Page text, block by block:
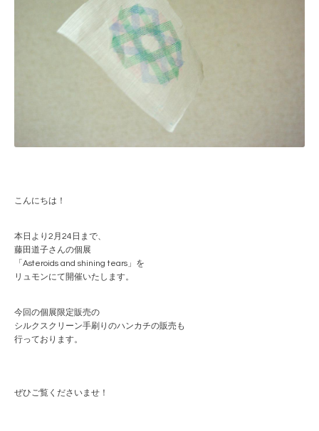
こんにちは！
本日より2月24日まで、
藤田道子さんの個展
「Asteroids and shining tears」を
リュモンにて開催いたします。
今回の個展限定販売の
シルクスクリーン手刷りのハンカチの販売も
行っております。
ぜひご覧くださいませ！